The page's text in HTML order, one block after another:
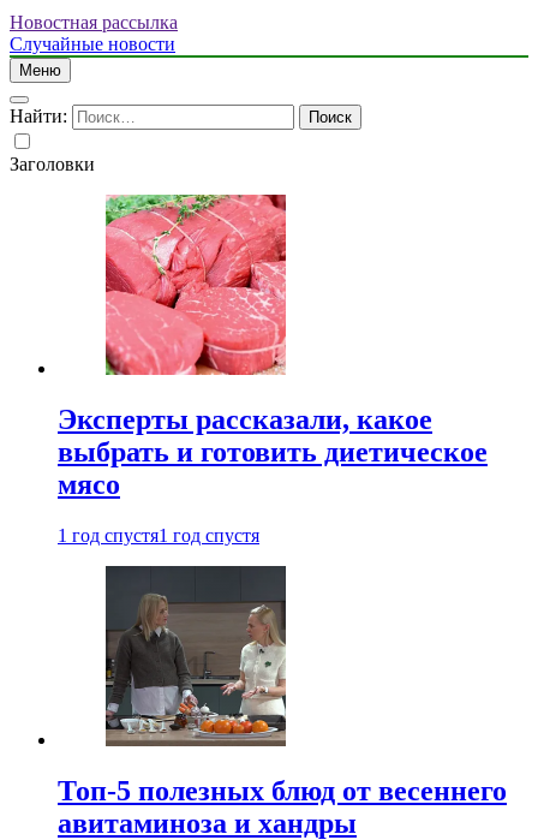
Новостная рассылка
Случайные новости
Меню
Найти:
Заголовки
Эксперты рассказали, какое
выбрать и готовить диетическое
мясо
1 год спустя1 год спустя
Топ-5 полезных блюд от весеннего
авитаминоза и хандры